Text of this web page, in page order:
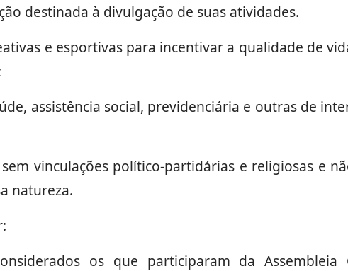
destinada à divulgação de suas atividades.
e esportivas para incentivar a qualidade de
assistência social, previdenciária e outras de
vinculações político-partidárias e religiosas e
natureza.
os que participaram da Assembleia